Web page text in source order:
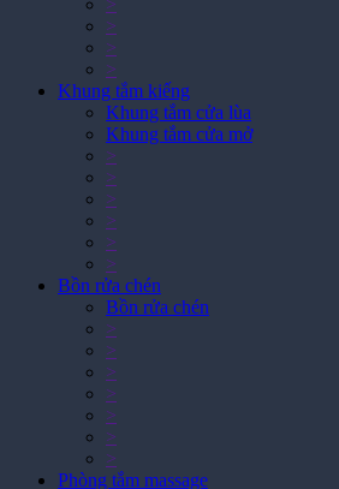
>
>
>
Khung tắm kiếng
Khung tắm cửa lùa
Khung tắm cửa mở
>
>
>
>
>
>
Bồn rửa chén
Bồn rửa chén
>
>
>
>
>
>
>
Phòng tắm massage